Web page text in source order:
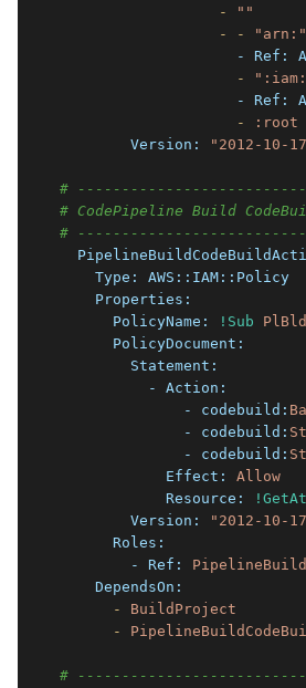
                  -
""
                  -
-
"arn:"
                    - Ref:
                    -
                    - Ref:
                    -
:root
        Version:
"2012-10-
#
# CodePipeline Build
#
    Type:
AWS::IAM::Policy
    Properties:
      PolicyName:
!Sub
      PolicyDocument:
        Statement:
          - Action:
              - codebuild:
              - codebuild:
              - codebuild:
            Effect:
Allow
            Resource:
        Version:
"2012-10-
      Roles:
        - Ref:
    DependsOn:
      -
BuildProject
      -
#